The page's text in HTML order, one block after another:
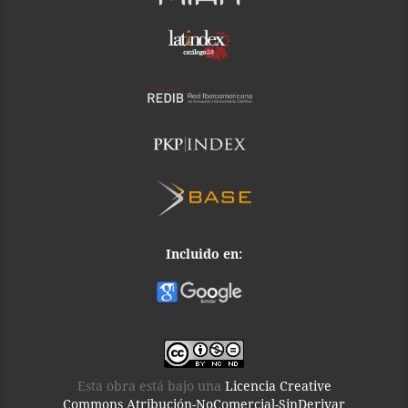
Incluido en:
Esta obra está bajo una Licencia Creative
Commons Atribución-NoComercial-SinDerivar